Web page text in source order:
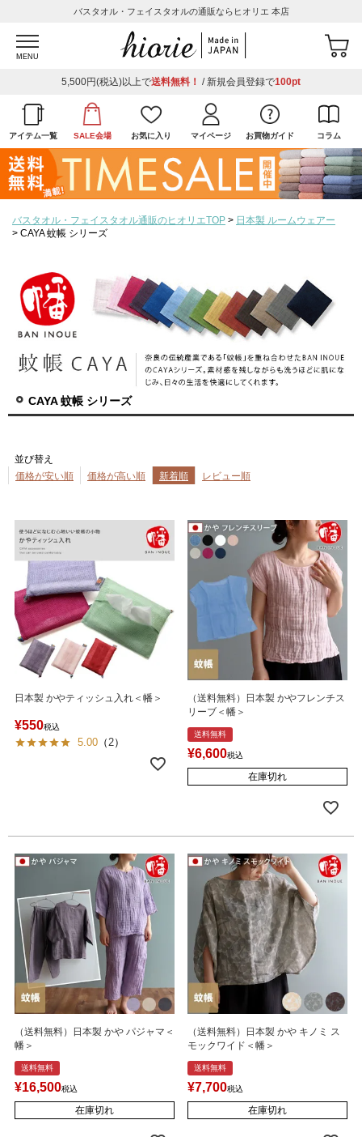
バスタオル・フェイスタオルの通販ならヒオリエ 本店
MENU
5,500円(税込)以上で送料無料！ / 新規会員登録で100pt
アイテム一覧 SALE会場 お気に入り マイページ お買物ガイド コラム
バスタオル・フェイスタオル通販のヒオリエTOP
日本製 ルームウェアー
CAYA 蚊帳 シリーズ
CAYA 蚊帳 シリーズ
並び替え
価格が安い順
価格が高い順 新着順 レビュー順
日本製 かやティッシュ入れ＜幡＞
¥550税込
5.00 （ 2）
（送料無料）日本製 かやフレンチス
リーブ＜幡＞
送料無料
¥6,600税込
在庫切れ
（送料無料）日本製 かや パジャマ＜
幡＞
送料無料
¥16,500税込
在庫切れ
（送料無料）日本製 かや キノミ ス
モックワイド＜幡＞
送料無料
¥7,700税込
在庫切れ